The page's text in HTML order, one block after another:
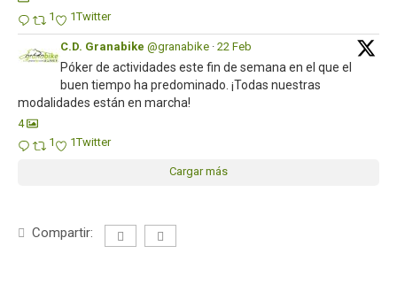
1 1Twitter
C.D. Granabike @granabike · 22 Feb
Póker de actividades este fin de semana en el que el
buen tiempo ha predominado. ¡Todas nuestras
modalidades están en marcha!
4
1
1Twitter
Cargar más
Compartir: